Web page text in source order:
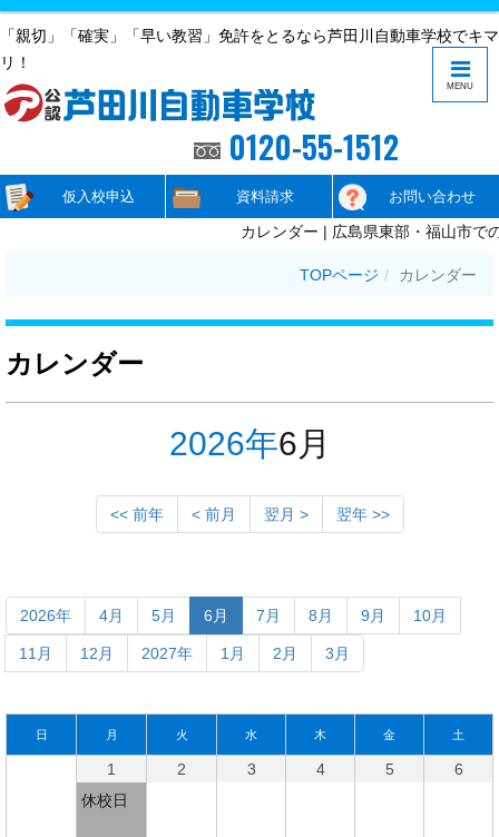
「親切」「確実」「早い教習」免許をとるなら芦田川自動車学校でキマ
リ！
0120-55-1512
仮入校申込 資料請求 お問い合わせ
カレンダー | 広島県東部・福山市で
TOPページ カレンダー
カレンダー
2026年6月
<< 前年 < 前月 翌月 > 翌年 >>
2026年 4月 5月 6月 7月 8月 9月 10月
11月 12月 2027年 1月 2月 3月
日 月 火 水 木 金 土
1
休校日
2 3 4 5 6
MENU